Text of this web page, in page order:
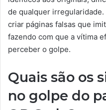
de qualquer
criar páginas falsas que
fazendo com que a vítima
perceber o golpe.
Quais são os
no golpe do